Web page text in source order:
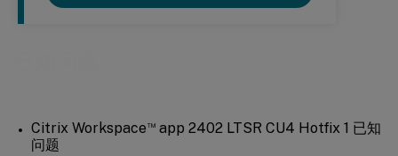
Citrix Workspace™app 2402 LTSR CU4 Hotfix 1 已知
问题